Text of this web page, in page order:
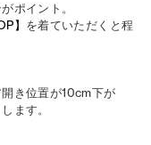
ポイント。
】 を着ていただくと程
き位置が10cm下が
ます。